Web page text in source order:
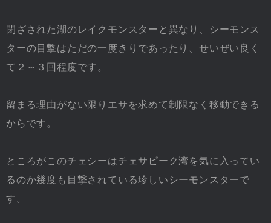
閉ざされた湖のレイクモンスターと異なり、シーモンス
ターの目撃はただの一度きりであったり、せいぜい良く
て２～３回程度です。
留まる理由がない限りエサを求めて制限なく移動できる
からです。
ところがこのチェシーはチェサピーク湾を気に入ってい
るのか幾度も目撃されている珍しいシーモンスターで
す。